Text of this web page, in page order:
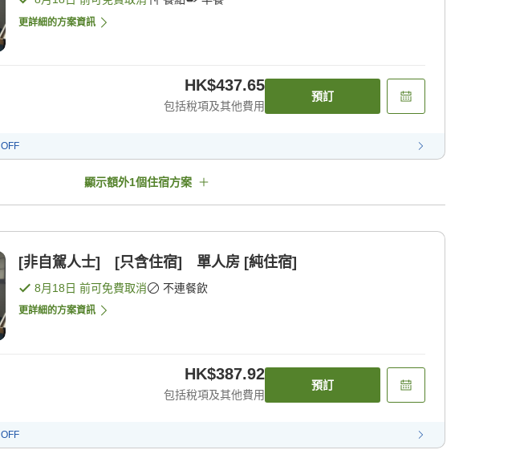
更詳細的方案資訊
HK$437.65
包括稅項及其他費用
預訂
OFF
顯示額外1個住宿方案
[非自駕人士] [只含住宿] 單人房 [純住宿]
8月18日 前可免費取消 不連餐飲
更詳細的方案資訊
HK$387.92
包括稅項及其他費用
預訂
OFF